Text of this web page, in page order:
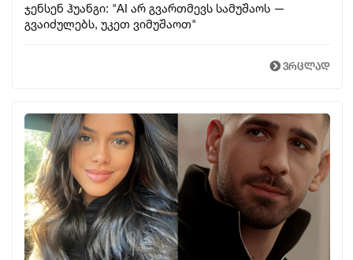
ჯენსენ ჰუანგი: "AI არ გვართმევს სამუშაოს —
გვაიძულებს, უკეთ ვიმუშაოთ"
ვრცლად